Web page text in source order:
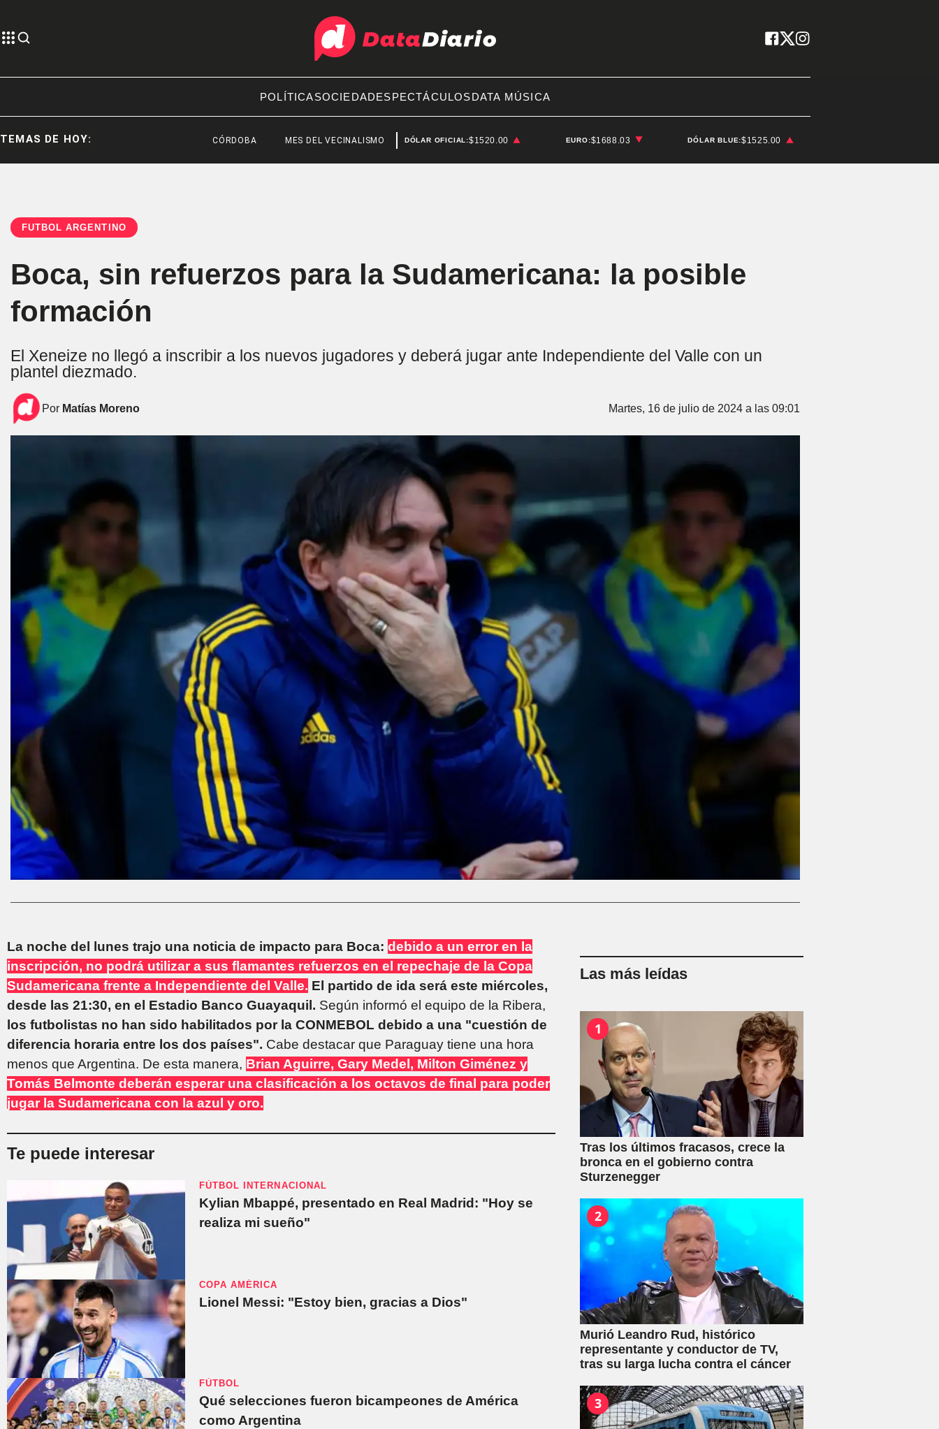
POLÍTICASOCIEDADESPECTÁCULOSDATA MÚSICA
TEMAS DE HOY: CÓRDOBA MES DEL VECINALISMO SAN CRISTÓBAL
DÓLAR OFICIAL:$1520.00 EURO:$1688.03 DÓLAR BLUE:$1525.00
FÚTBOL ARGENTINO
Boca, sin refuerzos para la Sudamericana: la posible
formación
El Xeneize no llegó a inscribir a los nuevos jugadores y deberá jugar ante Independiente del Valle con un
plantel diezmado.
Por Matías Moreno Martes, 16 de julio de 2024 a las 09:01
La noche del lunes trajo una noticia de impacto para Boca: debido a un error en la
inscripción, no podrá utilizar a sus flamantes refuerzos en el repechaje de la Copa
Sudamericana frente a Independiente del Valle. El partido de ida será este miércoles,
desde las 21:30, en el Estadio Banco Guayaquil. Según informó el equipo de la Ribera,
los futbolistas no han sido habilitados por la CONMEBOL debido a una "cuestión de
diferencia horaria entre los dos países". Cabe destacar que Paraguay tiene una hora
menos que Argentina. De esta manera, Brian Aguirre, Gary Medel, Milton Giménez y
Tomás Belmonte deberán esperar una clasificación a los octavos de final para poder
jugar la Sudamericana con la azul y oro.
Te puede interesar
FÚTBOL INTERNACIONAL
Kylian Mbappé, presentado en Real Madrid: "Hoy se
realiza mi sueño"
COPA AMÉRICA
Lionel Messi: "Estoy bien, gracias a Dios"
FÚTBOL
Qué selecciones fueron bicampeones de América
como Argentina
Las más leídas
1
Tras los últimos fracasos, crece la
bronca en el gobierno contra
Sturzenegger
2
Murió Leandro Rud, histórico
representante y conductor de TV,
tras su larga lucha contra el cáncer
3